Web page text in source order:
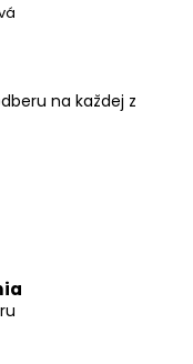
na každej z